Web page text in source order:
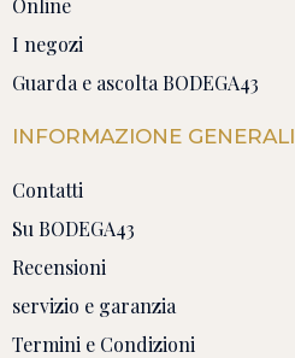
Online
I negozi
Guarda e ascolta BODEGA43
INFORMAZIONE GENERALI
Contatti
Su BODEGA43
Recensioni
servizio e garanzia
Termini e Condizioni